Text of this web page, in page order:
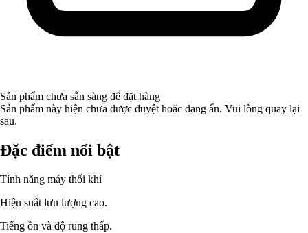
Sản phẩm chưa sẵn sàng để đặt hàng
Sản phẩm này hiện chưa được duyệt hoặc đang ẩn. Vui lòng quay lại
sau.
Đặc điểm nổi bật
Tính năng máy thổi khí
Hiệu suất lưu lượng cao.
Tiếng ồn và độ rung thấp.